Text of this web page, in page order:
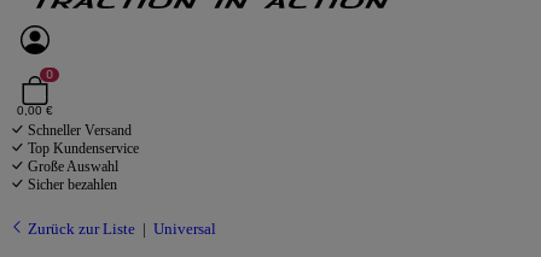
0
0,00 €
Schneller Versand
Top Kundenservice
Große Auswahl
Sicher bezahlen
Zurück zur Liste Universal